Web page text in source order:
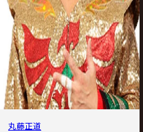
丸藤正道